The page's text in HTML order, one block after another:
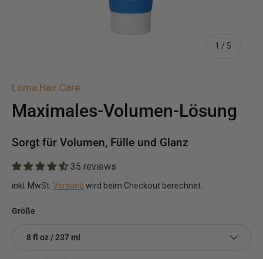
1 / von
5
Loma Hair Care
Maximales-Volumen-Lösung
Sorgt für Volumen, Fülle und Glanz
35 reviews
inkl. MwSt. Versand wird beim Checkout berechnet.
Größe
8 fl oz / 237 ml